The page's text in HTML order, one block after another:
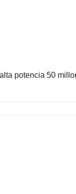
potencia 50